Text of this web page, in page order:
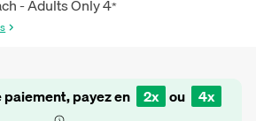
- Adults Only4*
payez en 2x ou 4x